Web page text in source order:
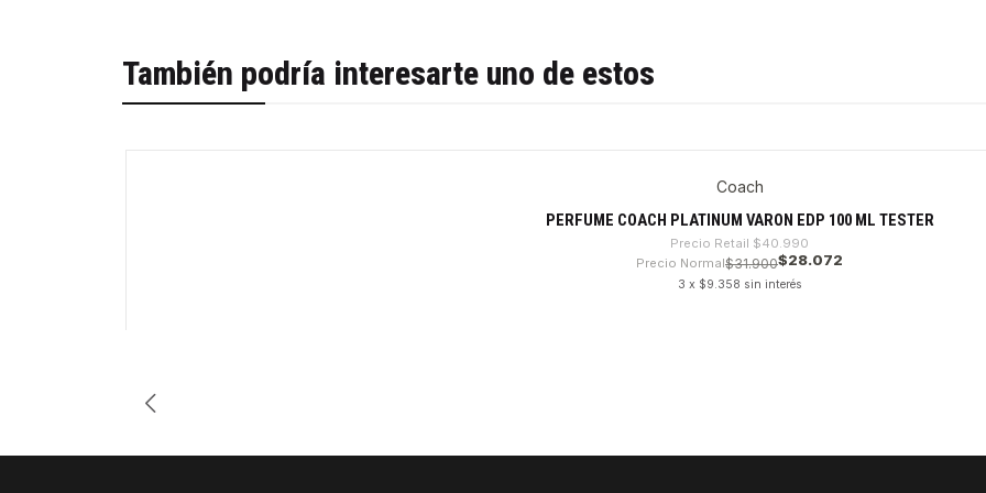
También podría interesarte uno de estos
Coach
PERFUME COACH PLATINUM VARON EDP 100 ML TESTER
Precio Retail $40.990
Precio Normal$31.900$28.072
3 x $9.358 sin interés